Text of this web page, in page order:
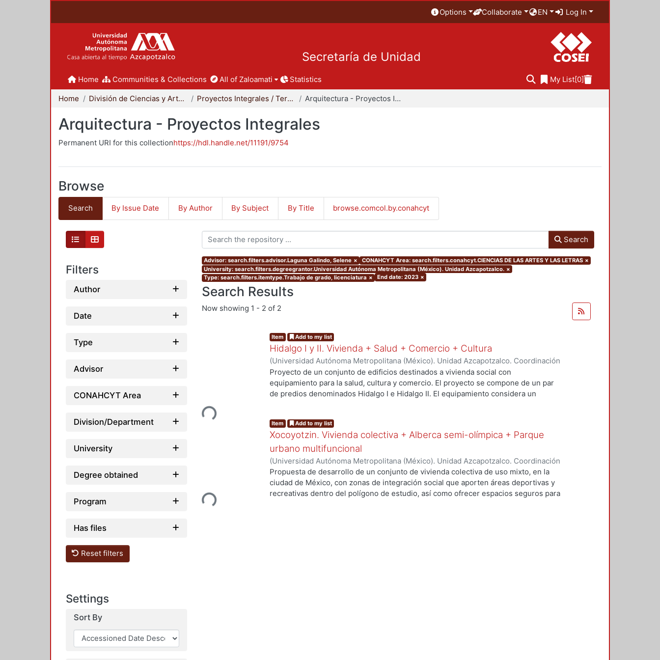
Options Collaborate EN Log In
Secretaría de Unidad
Home Communities & Collections All of Zaloamati Statistics My List[0]
Home División de Ciencias y Artes para el Diseño Proyectos Integrales / Terminales - Licenciatura Arquitectura - Proyectos Integrales
Arquitectura - Proyectos Integrales
Permanent URI for this collectionhttps://hdl.handle.net/11191/9754
Browse
Search By Issue Date By Author By Subject By Title browse.comcol.by.conahcyt
Filters
Author
Date
Type
Advisor
CONAHCYT Area
Division/Department
University
Degree obtained
Program
Has files
Reset filters
Settings
Sort By
Search
Advisor: search.filters.advisor.Laguna Galindo, Selene × CONAHCYT Area: search.filters.conahcyt.CIENCIAS DE LAS ARTES Y LAS LETRAS ×
University: search.filters.degreegrantor.Universidad Autónoma Metropolitana (México). Unidad Azcapotzalco. ×
Type: search.filters.itemtype.Trabajo de grado, licenciatura × End date: 2023 ×
Search Results
Now showing 1 - 2 of 2
Loading...
Item Add to my list
Hidalgo I y II. Vivienda + Salud + Comercio + Cultura
(Universidad Autónoma Metropolitana (México). Unidad Azcapotzalco. Coordinación
de Servicios de Información.,2023-10)Escalona Rivero, Yesenia; Salvador Ramírez,
Raymundo David
Proyecto de un conjunto de edificios destinados a vivienda social con
equipamiento para la salud, cultura y comercio. El proyecto se compone de un par
de predios denominados Hidalgo I e Hidalgo II. El equipamiento considera un
resolver el deterioro y escasez de vivienda asequible además de incluir espacios
verdes, áreas sociales, y mejorar la movilidad entre vehículos, ciclistas y peatones.
Loading...
Item Add to my list
Xocoyotzin. Vivienda colectiva + Alberca semi-olímpica + Parque
urbano multifuncional
(Universidad Autónoma Metropolitana (México). Unidad Azcapotzalco. Coordinación
de Servicios de Información.,2023-10)Lozano Montaño, Andrea
Propuesta de desarrollo de un conjunto de vivienda colectiva de uso mixto, en la
ciudad de México, con zonas de integración social que aporten áreas deportivas y
recreativas dentro del polígono de estudio, así como ofrecer espacios seguros para